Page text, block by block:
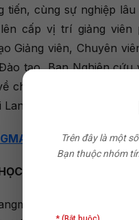
tiến, cùng sự nghiệp
cấp vị trí giảng viên
Giảng viên, Chuyên
tạo, Ban Nghiên
chuyên môn tại
Langmaster với xuất
TUYỂN
TẬP VÀ NÂNG
đội ngũ giảng
Trên đây là một
Bạn thuộc nhóm